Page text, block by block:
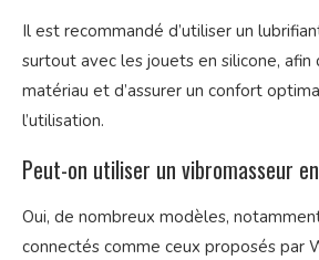
Il est recommandé d’utiliser un
surtout avec les jouets en silicone,
matériau et d’assurer un confort
l’utilisation.
Peut-on utiliser un vibromasseur
Oui, de nombreux modèles,
connectés comme ceux proposés par